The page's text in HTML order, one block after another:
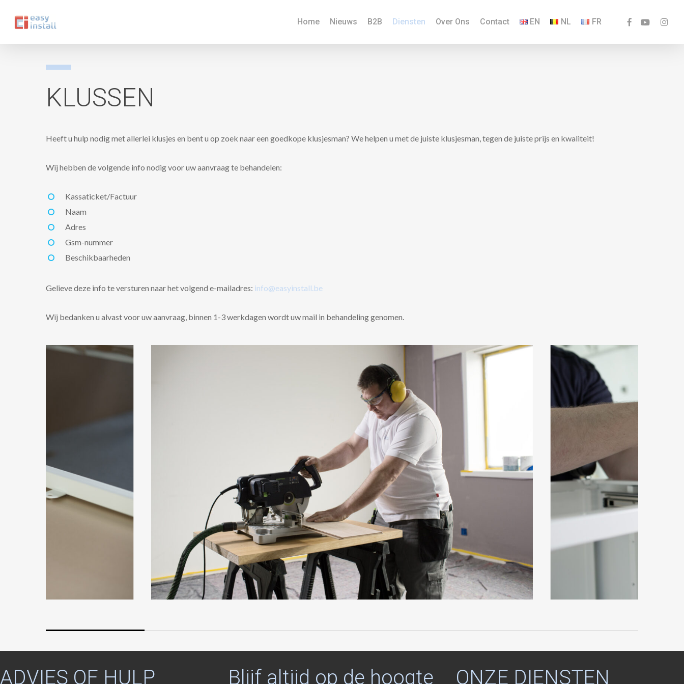
Home Nieuws B2B Diensten Over Ons Contact EN NL FR facebookyoutube
KLUSSEN
Heeft u hulp nodig met allerlei klusjes en bent u op zoek naar een goedkope klusjesman? We helpen u met de juiste klusjesman, tegen de juiste prijs en kwaliteit!
Wij hebben de volgende info nodig voor uw aanvraag te behandelen:
Kassaticket/Factuur
Naam
Adres
Gsm-nummer
Beschikbaarheden
Gelieve deze info te versturen naar het volgend e-mailadres: info@easyinstall.be
Wij bedanken u alvast voor uw aanvraag, binnen 1-3 werkdagen wordt uw mail in behandeling genomen.
ADVIES OF HULP Blijf altijd op de hoogte ONZE DIENSTEN